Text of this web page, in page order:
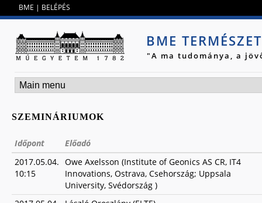
BME | BELÉPÉS
BME
"A ma tudománya, a
SZEMINÁRIUMOK
Időpont
Előadó
2017.05.04.
10:15
Owe Axelsson (Institute of Geonics AS CR, IT4
Innovations, Ostrava, Csehország; Uppsala
University, Svédország )